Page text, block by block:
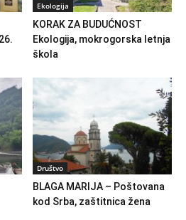
Ekologija
KORAK ZA BUDUĆNOST
Ekologija, mokrogorska letnja
škola
Društvo
BLAGA MARIJA – Poštovana
kod Srba, zaštitnica žena